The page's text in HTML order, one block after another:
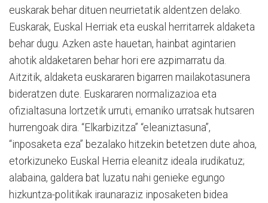
euskarak behar dituen neurrietatik aldentzen delako.
Euskarak, Euskal Herriak eta euskal herritarrek aldaketa
behar dugu. Azken aste hauetan, hainbat agintarien
ahotik aldaketaren behar hori ere azpimarratu da.
Aitzitik, aldaketa euskararen bigarren mailakotasunera
bideratzen dute. Euskararen normalizazioa eta
ofizialtasuna lortzetik urruti, emaniko urratsak hutsaren
hurrengoak dira. “Elkarbizitza” “eleaniztasuna”,
“inposaketa eza” bezalako hitzekin betetzen dute ahoa,
etorkizuneko Euskal Herria eleanitz ideala irudikatuz;
alabaina, galdera bat luzatu nahi genieke egungo
hizkuntza-politikak iraunaraziz inposaketen bidea